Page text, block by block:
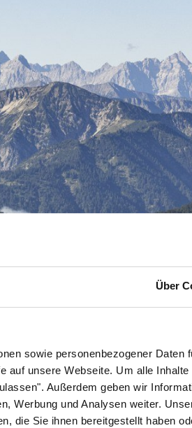
Über
sowie personenbezogener Daten
auf unsere Webseite. Um alle Inhalte
Außerdem geben wir
Werbung und Analysen weiter.
die Sie ihnen bereitgestellt haben